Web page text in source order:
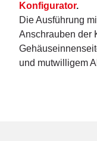
Konfigurator.
Die Ausführung
Anschrauben der
und mutwilligem